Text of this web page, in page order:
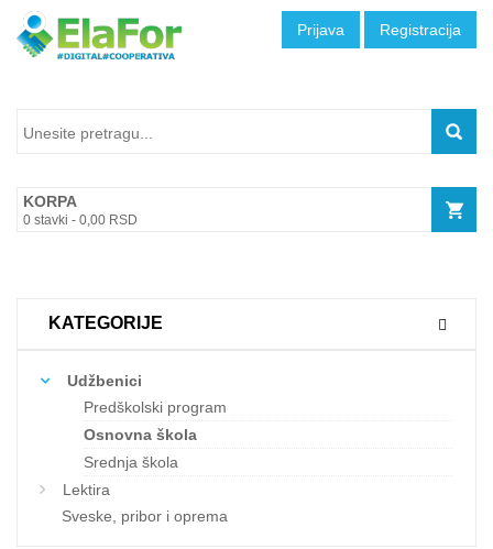
Prijava Registracija
KORPA
0 stavki - 0,00 RSD
KATEGORIJE
Udžbenici
Predškolski program
Osnovna škola
Srednja škola
Lektira
Sveske, pribor i oprema